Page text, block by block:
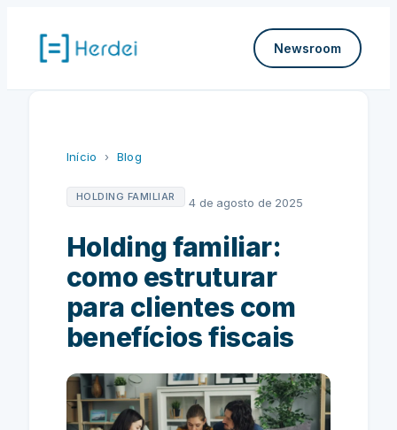
Newsroom
Início › Blog
HOLDING FAMILIAR 4 de agosto de 2025
Holding familiar:
como estruturar
para clientes com
benefícios fiscais